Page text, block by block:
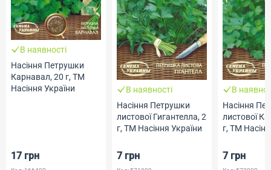
В наявності
Насіння Петрушки
Карнавал, 20 г, ТМ
Насіння України
17 грн
В наявності
Насіння Петрушки
листової Гигантелла, 2
г, ТМ Насіння України
7 грн
В
Насіння
листової
г, ТМ
7 грн